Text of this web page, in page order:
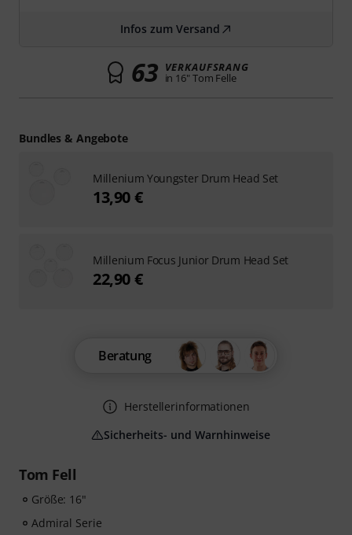
Tom Fell
Größe: 16"
Admiral Serie
Infos zum Versand
63 VERKAUFSRANG
in 16" Tom Felle
Beratung
Herstellerinformationen
Sicherheits- und Warnhinweise
Bundles & Angebote
Millenium Youngster Drum Head Set
13,90 €
Millenium Focus Junior Drum Head Set
22,90 €